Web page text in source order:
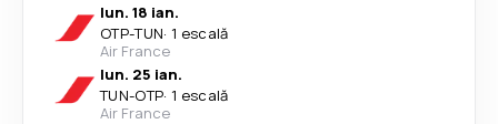
lun. 18 ian.
OTP-TUN· 1 escală
Air France
lun. 25 ian.
TUN-OTP· 1 escală
Air France